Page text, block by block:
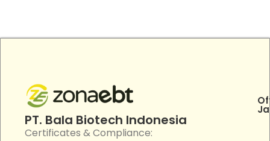
PT. Bala Biotech Indonesia
Certificates & Compliance: